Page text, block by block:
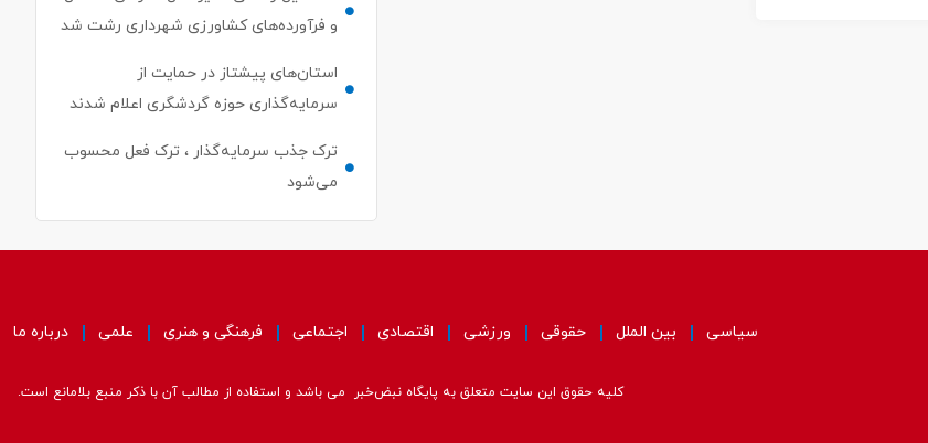
و فرآورده‌های کشاورزی شهرداری رشت شد
استان‌های پیشتاز در حمایت از
سرمایه‌گذاری حوزه گردشگری اعلام شدند
ترک جذب سرمایه‌گذار ، ترک فعل محسوب
می‌شود
سیاسی بین الملل حقوقی ورزشی اقتصادی اجتماعی فرهنگی و هنری علمی درباره ما
کلیه حقوق این سایت متعلق به پایگاه نبض‌خبر می باشد و استفاده از مطالب آن با ذکر منبع بلامانع است.